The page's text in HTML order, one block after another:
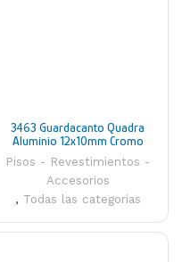
3463 Guardacanto Quadra
Aluminio 12x10mm Cromo
Mate Atrim
Pisos - Revestimientos -
Accesorios
, Todas las categorias